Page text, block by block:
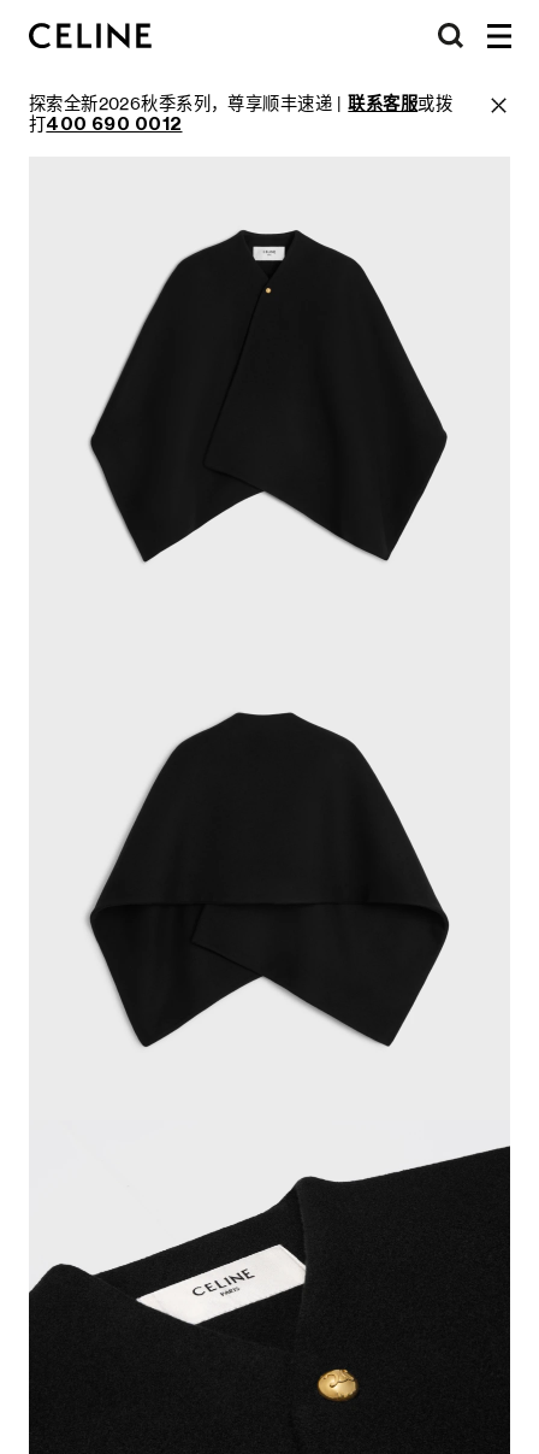
探索全新2026秋季系列，尊享顺丰速递 |联系客服或拨
打400 690 0012